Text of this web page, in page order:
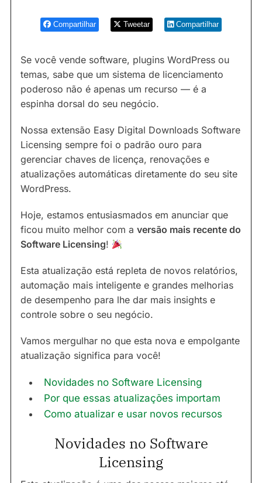
Compartilhar Tweetar Compartilhar
Se você vende software, plugins WordPress ou
temas, sabe que um sistema de licenciamento
poderoso não é apenas um recurso — é a
espinha dorsal do seu negócio.
Nossa extensão Easy Digital Downloads Software
Licensing sempre foi o padrão ouro para
gerenciar chaves de licença, renovações e
atualizações automáticas diretamente do seu site
WordPress.
Hoje, estamos entusiasmados em anunciar que
ficou muito melhor com a versão mais recente do
Software Licensing!
Esta atualização está repleta de novos relatórios,
automação mais inteligente e grandes melhorias
de desempenho para lhe dar mais insights e
controle sobre o seu negócio.
Vamos mergulhar no que esta nova e empolgante
atualização significa para você!
Novidades no Software Licensing
Por que essas atualizações importam
Como atualizar e usar novos recursos
Novidades no Software
Licensing